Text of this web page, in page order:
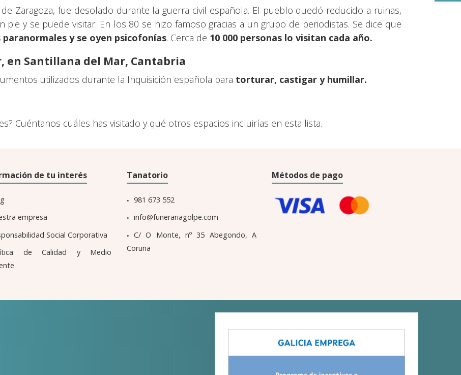
Zaragoza, fue desolado durante la guerra civil española. El pueblo quedó reducido a ruinas,
pie y se puede visitar. En los 80 se hizo famoso gracias a un grupo de periodistas. Se dice que
y se oyen psicofonías. Cerca de 10 000 personas lo visitan cada año.
en Santillana del Mar, Cantabria
utilizados durante la Inquisición española para torturar, castigar y humillar.
Cuéntanos cuáles has visitado y qué otros espacios incluirías en esta lista.
de tu interés
empresa
Social Corporativa
de Calidad y Medio
Tanatorio
981 673 552
info@funerariagolpe.com
C/ O Monte, nº 35 Abegondo, A
Coruña
Métodos de pago